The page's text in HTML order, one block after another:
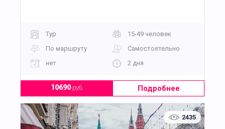
Тур
15-49 человек
По маршруту
Самостоятельно
нет
2 дня
10690руб. Подробнее
2435